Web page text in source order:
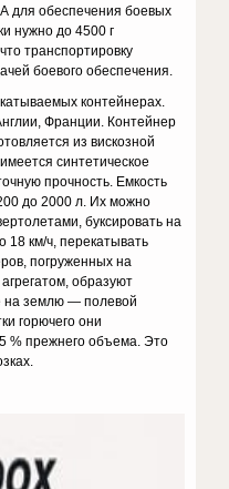
для обеспечения боевых
нужно до 4500 г
транспортировку
боевого обеспечения.
контейнерах.
Франции. Контейнер
из вискозной
синтетическое
прочность. Емкость
до 2000 л. Их можно
буксировать на
18 км/ч, перекатывать
погруженных на
образуют
на землю — полевой
горючего они
% прежнего объема. Это